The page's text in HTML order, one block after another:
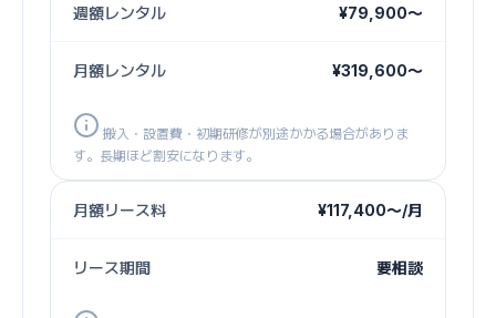
週額レンタル ¥79,900〜
月額レンタル ¥319,600〜
搬入・設置費・初期研修が別途かかる場合がありま
す。長期ほど割安になります。
月額リース料 ¥117,400〜/月
リース期間 要相談